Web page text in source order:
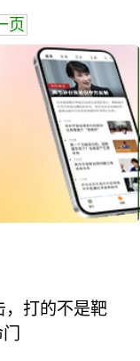
页
，打的不是靶